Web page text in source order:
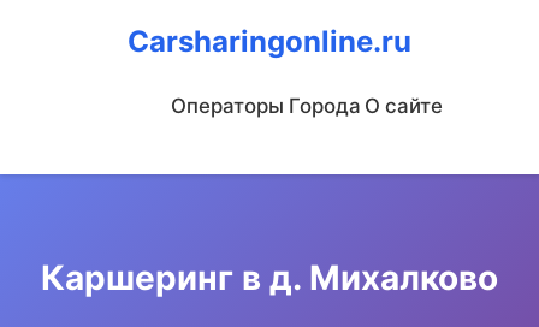
Carsharingonline.ru
Операторы Города О сайте
Каршеринг в д. Михалково